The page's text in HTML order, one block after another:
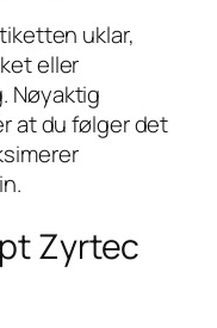
uklar,
eller
Nøyaktig
at du følger det
Zyrtec